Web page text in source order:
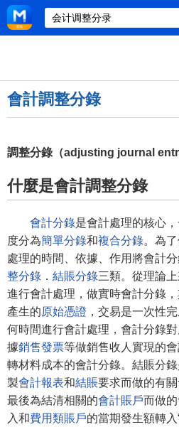
會計調整分錄
調整分錄（adjusting journal
什麼是會計調整分錄
會計分錄是會計處理的核心
度分為簡單分錄和複合分錄。為
處理的時間、依據、作用將會計
整分錄 ． 結賬分錄三類。從理論
進行會計處理，做實時會計分錄
產生的原始憑證 ，交易是一次性
何時間進行會計處理，會計分錄
據銷售發票等做銷售收人實現的
轉材料成本的會計分錄。結賬分
製會計報表和結賬要求而做的有
最後為結清相關的會計賬戶而做
入和費用類賬戶的當期發生額轉入